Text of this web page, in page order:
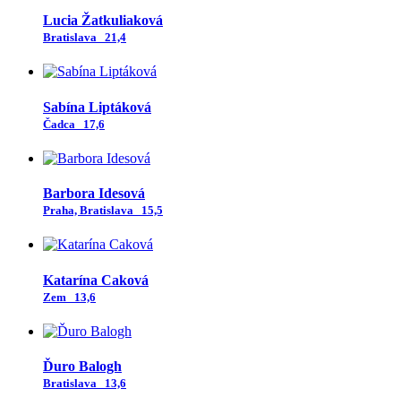
Lucia Žatkuliaková
Bratislava 21,4
Sabína Liptáková
Čadca 17,6
Barbora Idesová
Praha, Bratislava 15,5
Katarína Caková
Zem 13,6
Ďuro Balogh
Bratislava 13,6